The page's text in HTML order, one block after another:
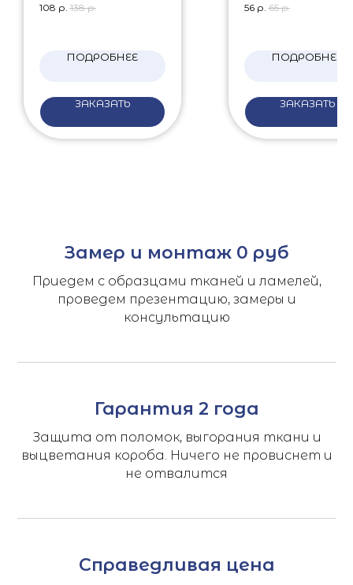
108 р. 138 р.
ПОДРОБНЕЕ
ЗАКАЗАТЬ
56 р. 65 р.
ПОДРОБНЕЕ
ЗАКАЗАТЬ
Замер и монтаж 0 руб
Приедем с образцами тканей и ламелей,
проведем презентацию, замеры и
консультацию
Гарантия 2 года
Защита от поломок, выгорания ткани и
выцветания короба. Ничего не провиснет и
не отвалится
Справедливая цена